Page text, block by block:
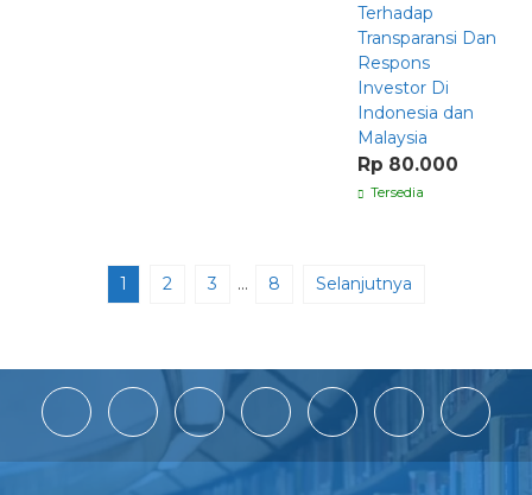
Terhadap
Transparansi Dan
Respons
Investor Di
Indonesia dan
Malaysia
Rp 80.000
Tersedia
1 2 3 … 8 Selanjutnya